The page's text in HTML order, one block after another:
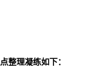
整理凝练如下：